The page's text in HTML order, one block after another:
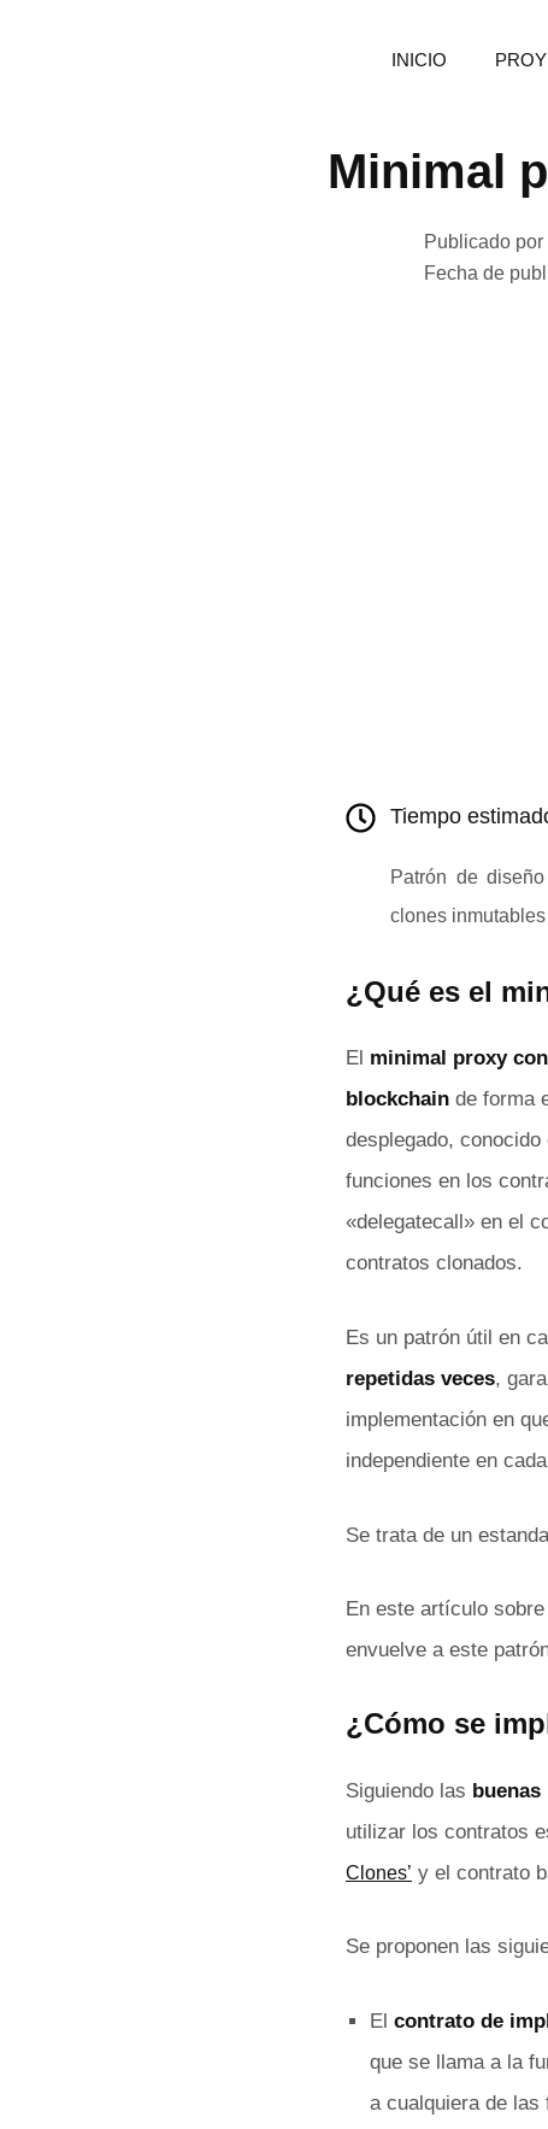
INICIO
Minimal
Publicado por
Fecha de
Tiempo
Patrón de
clones
¿Qué es el
El minimal proxy
blockchain de forma
desplegado,
funciones en los
«delegatecall» en el
contratos clonados.
Es un patrón útil en
repetidas veces,
implementación en
independiente en
Se trata de un
En este artículo sobre
envuelve a este
¿Cómo se
Siguiendo las
utilizar los contratos
Clones’ y el contrato
Se proponen las
El contrato de
que se llama a la
a cualquiera de